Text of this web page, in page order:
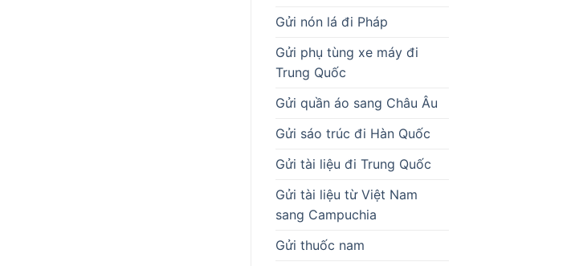
Gửi nón lá đi Pháp
Gửi phụ tùng xe máy đi
Trung Quốc
Gửi quần áo sang Châu Âu
Gửi sáo trúc đi Hàn Quốc
Gửi tài liệu đi Trung Quốc
Gửi tài liệu từ Việt Nam
sang Campuchia
Gửi thuốc nam